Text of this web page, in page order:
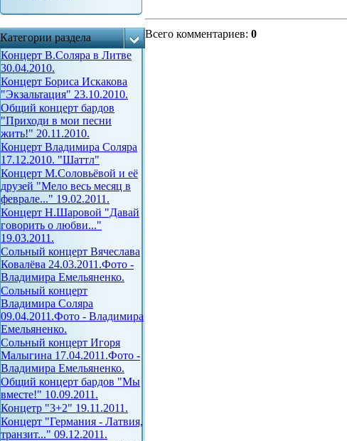
Категории раздела
Концерт В.Соляра в Литве
30.04.2010.
Концерт Бориса Искакова
"Экзальтация" 23.10.2010.
Общий концерт бардов
"Приходи в мои песни
жить!" 20.11.2010.
Концерт Владимира Соляра
17.12.2010. "Шаттл"
Концерт М.Соловьёвой и её
друзей "Мело весь месяц в
феврале..." 19.02.2011.
Концерт Н.Шаровой "Давай
говорить о любви..."
19.03.2011.
Сольный концерт Вячеслава
Ковалёва 24.03.2011.Фото -
Владимира Емельяненко.
Сольный концерт
Владимира Соляра
09.04.2011.Фото - Владимира
Емельяненко.
Сольный концерт Игоря
Малыгина 17.04.2011.Фото -
Владимира Емельяненко.
Общий концерт бардов "Мы
вместе!" 10.09.2011.
Концетр "3+2" 19.11.2011.
Концерт "Германия - Латвия,
транзит..." 09.12.2011.
Всего комментариев: 0